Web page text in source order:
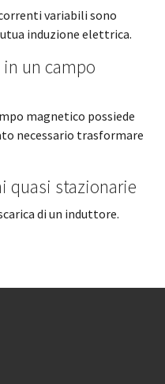
variabili sono
induzione elettrica.
un campo
magnetico possiede
necessario trasformare
quasi stazionarie
di un induttore.